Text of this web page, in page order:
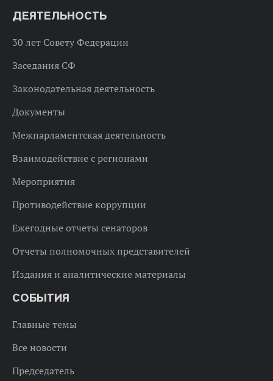
ДЕЯТЕЛЬНОСТЬ
30 лет Совету Федерации
Заседания СФ
Законодательная деятельность
Документы
Межпарламентская деятельность
Взаимодействие с регионами
Мероприятия
Противодействие коррупции
Ежегодные отчеты сенаторов
Отчеты полномочных представителей
Издания и аналитические материалы
СОБЫТИЯ
Главные темы
Все новости
Председатель